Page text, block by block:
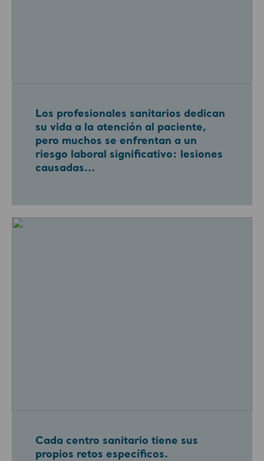
Los profesionales sanitarios dedican
su vida a la atención al paciente,
pero muchos se enfrentan a un
riesgo laboral significativo: lesiones
causadas...
Cada centro sanitario tiene sus
propios retos específicos.